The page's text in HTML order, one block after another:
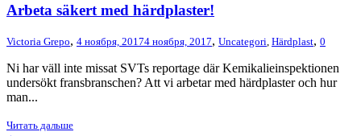
Arbeta säkert med härdplaster!
Victoria Grepo, 4 ноября, 20174 ноября, 2017, Uncategori, Härdplast, 0
Ni har väll inte missat SVTs reportage där Kemikalieinspektionen
undersökt fransbranschen? Att vi arbetar med härdplaster och hur
man...
Читать дальше